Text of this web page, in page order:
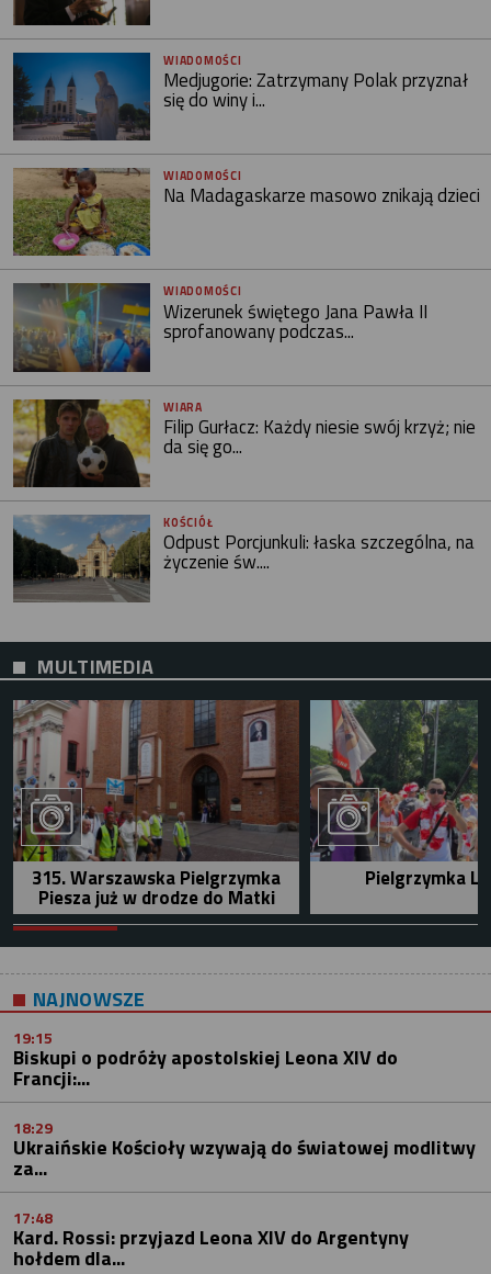
WIADOMOŚCI
Medjugorie: Zatrzymany Polak przyznał
się do winy i...
WIADOMOŚCI
Na Madagaskarze masowo znikają dzieci
WIADOMOŚCI
Wizerunek świętego Jana Pawła II
sprofanowany podczas...
WIARA
Filip Gurłacz: Każdy niesie swój krzyż; nie
da się go...
KOŚCIÓŁ
Odpust Porcjunkuli: łaska szczególna, na
życzenie św....
MULTIMEDIA
315. Warszawska Pielgrzymka
Piesza już w drodze do Matki
Pielgrzymka
NAJNOWSZE
19:15
Biskupi o podróży apostolskiej Leona XIV do
Francji:...
18:29
Ukraińskie Kościoły wzywają do światowej modlitwy
za...
17:48
Kard. Rossi: przyjazd Leona XIV do Argentyny
hołdem dla...